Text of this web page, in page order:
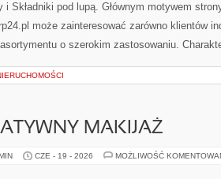
i Składniki pod lupą. Głównym motywem
może zainteresować zarówno klientów
o szerokim zastosowaniu.
MAKIJAŻ
CZE - 19 - 2026 MOŻLIWOŚĆ